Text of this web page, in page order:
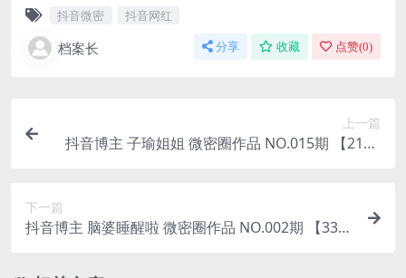
抖音微密 抖音网红
档案长 分享 收藏 点赞(0)
上一篇
抖音博主 子瑜姐姐 微密圈作品 NO.015期 【21P6
下一篇
抖音博主 脑婆睡醒啦 微密圈作品 NO.002期 【33P